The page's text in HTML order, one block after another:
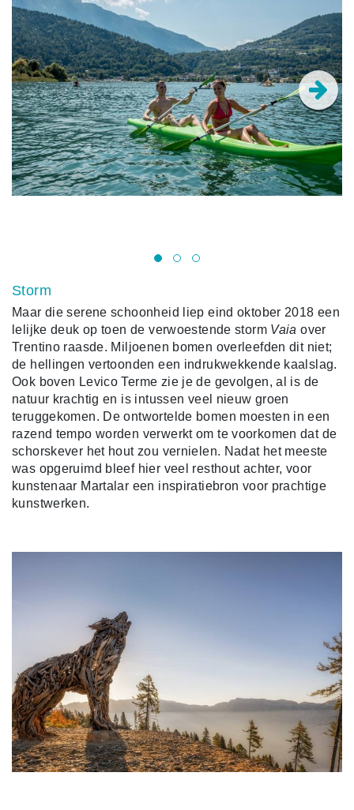
Storm
Maar die serene schoonheid liep eind oktober 2018 een
lelijke deuk op toen de verwoestende storm Vaiaover
Trentino raasde. Miljoenen bomen overleefden dit niet;
de hellingen vertoonden een indrukwekkende kaalslag.
Ook boven Levico Terme zie je de gevolgen, al is de
natuur krachtig en is intussen veel nieuw groen
teruggekomen. De ontwortelde bomen moesten in een
razend tempo worden verwerkt om te voorkomen dat de
schorskever het hout zou vernielen. Nadat het meeste
was opgeruimd bleef hier veel resthout achter, voor
kunstenaar Martalar een inspiratiebron voor prachtige
kunstwerken.